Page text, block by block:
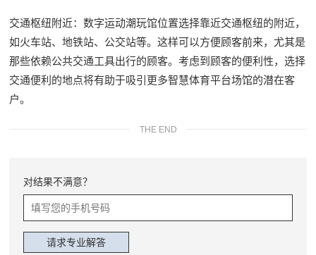
交通枢纽附近：数字运动潮玩馆位置选择靠近交通枢纽的附近，
如火车站、地铁站、公交站等。这样可以方便顾客前来，尤其是
那些依赖公共交通工具出行的顾客。考虑到顾客的便利性，选择
交通便利的地点将有助于吸引更多智慧体育平台场馆的潜在客
户。
THE END
对结果不满意？